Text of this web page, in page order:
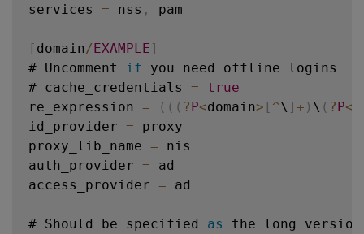
services = nss , pam
[ domain/EXAMPLE ]
# Uncomment
if you need offline logins
# cache_credentials =
true
re_expression = ( ( ( ?P<domain> [ ^\ ] + ) \ ( ?P<
id_provider = proxy
proxy_lib_name = nis
auth_provider = ad
access_provider = ad
# Should be specified as
the long